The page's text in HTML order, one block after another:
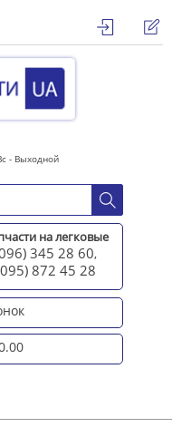
- Выходной
на легковые
345 28 60,
872 45 28